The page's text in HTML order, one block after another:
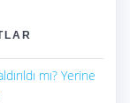
mı? Yerine